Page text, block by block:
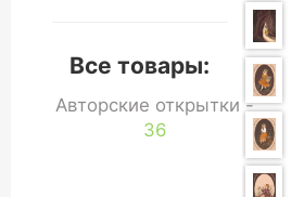
Все товары:
Авторские открытки -
36